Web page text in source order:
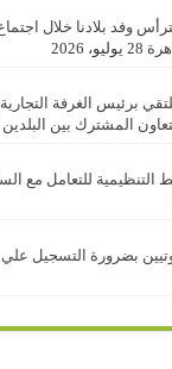
وفد بلادنا خلال
28 يوليو، 2026
برئيس الغرفة التجارية
المشترك بين البلدين
للتعامل مع
بضرورة التسجيل